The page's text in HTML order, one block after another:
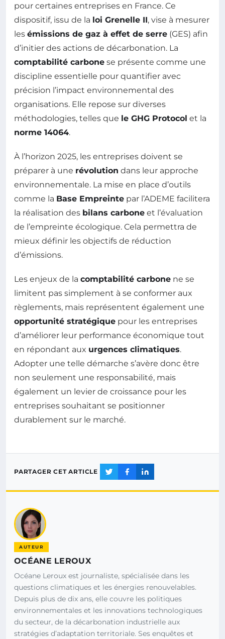
pour certaines entreprises en France. Ce
dispositif, issu de la loi Grenelle II, vise à mesurer
les émissions de gaz à effet de serre (GES) afin
d’initier des actions de décarbonation. La
comptabilité carbone se présente comme une
discipline essentielle pour quantifier avec
précision l’impact environnemental des
organisations. Elle repose sur diverses
méthodologies, telles que le GHG Protocol et la
norme 14064.
À l’horizon 2025, les entreprises doivent se
préparer à une révolution dans leur approche
environnementale. La mise en place d’outils
comme la Base Empreinte par l’ADEME facilitera
la réalisation des bilans carbone et l’évaluation
de l’empreinte écologique. Cela permettra de
mieux définir les objectifs de réduction
d’émissions.
Les enjeux de la comptabilité carbone ne se
limitent pas simplement à se conformer aux
règlements, mais représentent également une
opportunité stratégique pour les entreprises
d’améliorer leur performance économique tout
en répondant aux urgences climatiques.
Adopter une telle démarche s’avère donc être
non seulement une responsabilité, mais
également un levier de croissance pour les
entreprises souhaitant se positionner
durablement sur le marché.
PARTAGER CET ARTICLE
AUTEUR
OCÉANE LEROUX
Océane Leroux est journaliste, spécialisée dans les
questions climatiques et les énergies renouvelables.
Depuis plus de dix ans, elle couvre les politiques
environnementales et les innovations technologiques
du secteur, de la décarbonation industrielle aux
stratégies d’adaptation territoriale. Ses enquêtes et